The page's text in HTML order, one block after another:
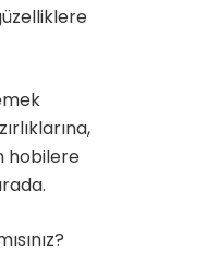
hobilere